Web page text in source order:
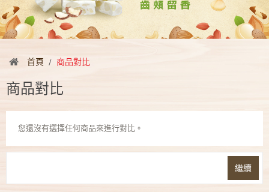
首頁 商品對比
商品對比
您還沒有選擇任何商品來進行對比。
繼續